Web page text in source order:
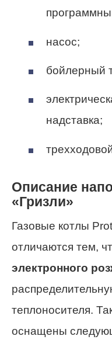
насос;
бойлерный
надставка;
Описание
«Гризли»
Газовые котлы
отличаются тем,
электронного
теплоносителя.
оснащены